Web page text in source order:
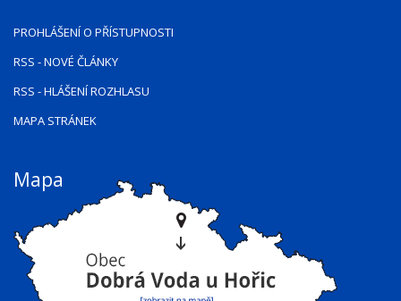
PROHLÁŠENÍ O PŘÍSTUPNOSTI
RSS - NOVÉ ČLÁNKY
RSS - HLÁŠENÍ ROZHLASU
MAPA STRÁNEK
Mapa